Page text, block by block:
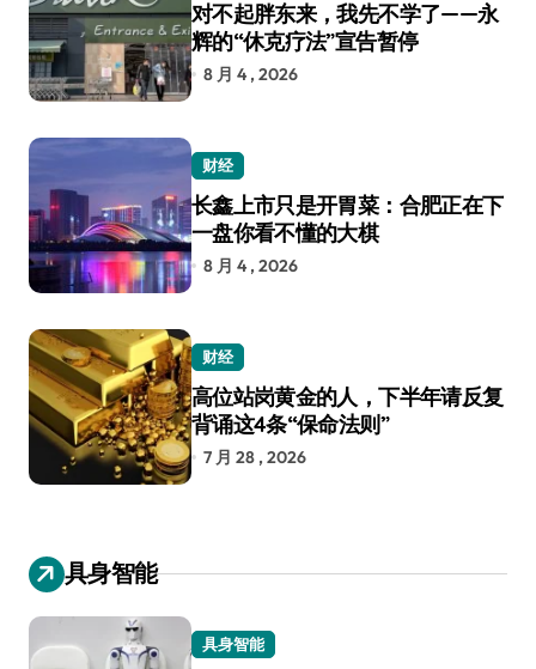
对不起胖东来，我先不学了——永
辉的“休克疗法”宣告暂停
8 月 4 , 2026
财经
长鑫上市只是开胃菜：合肥正在下
一盘你看不懂的大棋
8 月 4 , 2026
财经
高位站岗黄金的人，下半年请反复
背诵这4条“保命法则”
7 月 28 , 2026
具身智能
具身智能